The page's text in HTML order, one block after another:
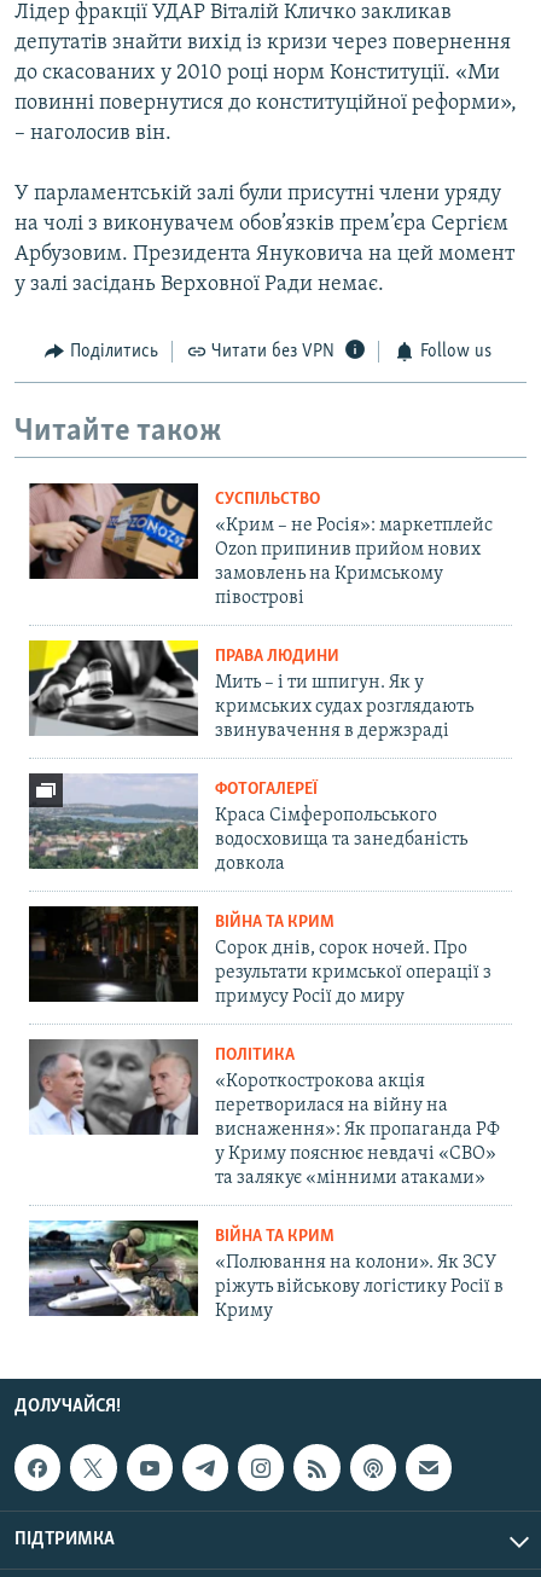
Лідер фракції УДАР Віталій Кличко закликав
депутатів знайти вихід із кризи через повернення
до скасованих у 2010 році норм Конституції. «Ми
повинні повернутися до конституційної реформи»,
– наголосив він.
У парламентській залі були присутні члени уряду
на чолі з виконувачем обов’язків прем’єра Сергієм
Арбузовим. Президента Януковича на цей момент
у залі засідань Верховної Ради немає.
Поділитись Читати без VPN Follow us
Читайте також
СУСПІЛЬСТВО
«Крим – не Росія»: маркетплейс
Ozon припинив прийом нових
замовлень на Кримському
півострові
ПРАВА ЛЮДИНИ
Мить – і ти шпигун. Як у
кримських судах розглядають
звинувачення в держзраді
ФОТОГАЛЕРЕЇ
Краса Сімферопольського
водосховища та занедбаність
довкола
ВІЙНА ТА КРИМ
Сорок днів, сорок ночей. Про
результати кримської операції з
примусу Росії до миру
ПОЛІТИКА
«Короткострокова акція
перетворилася на війну на
виснаження»: Як пропаганда РФ
у Криму пояснює невдачі «СВО»
та залякує «мінними атаками»
ВІЙНА ТА КРИМ
«Полювання на колони». Як ЗСУ
ріжуть військову логістику Росії в
Криму
ДОЛУЧАЙСЯ!
ПІДТРИМКА